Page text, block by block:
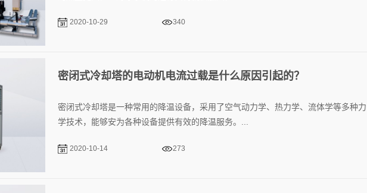
2020-10-29 340
密闭式冷却塔‍的电动机电流过载是什么原因引起的？
密闭式冷却塔‍是一种常用的降温设备，采用了空气动力学、热力学、流体学等多种力
学技术，能够安为各种设备提供有效的降温服务。...
2020-10-14 273